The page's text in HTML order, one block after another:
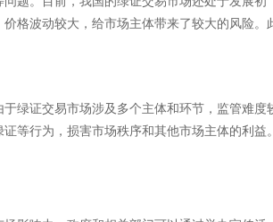
格波动较大，给市场主体带来了较大的风险。
绿证交易市场涉及多个主体和环节，监管难度
等行为，损害市场秩序和其他市场主体的利益。